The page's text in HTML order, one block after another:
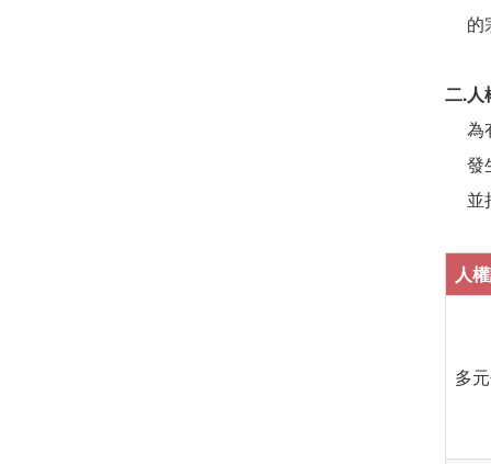
的
二.人
為
發
並
人
多